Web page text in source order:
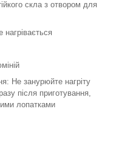
скла з отвором для
Не занурюйте нагріту
після приготування,
лопатками